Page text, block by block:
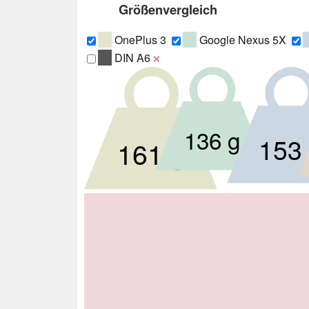
Größenvergleich
OnePlus 3 Google Nexus 5X
DIN A6 ❌
161 g 136 g 153